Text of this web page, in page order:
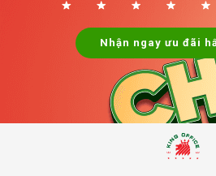
điện liên tục trong trường
gián đoạn công việc của
Bãi đậu xe rộng rãi: PLS
đậu xe rộng rãi, dễ dàng đỗ
điều kiện thuận tiện cho nhân
đến làm việc.
Nhận ngay ưu đãi